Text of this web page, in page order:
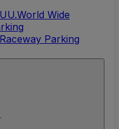
World Wide
Parking